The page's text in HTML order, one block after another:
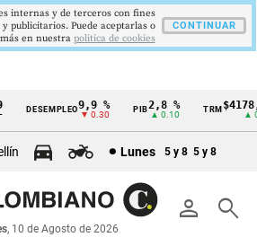
DESEMPLEO 9,9 %
▼ 0.30
PIB2,8 %
▲ 0.10
TRM
▲
Lunes 5 y 8 5 y 8
person search
, 10 de Agosto de 2026
internas y de terceros con fines
publicitarios. Puede aceptarlas o
en nuestra politica de cookies
CONTINUAR